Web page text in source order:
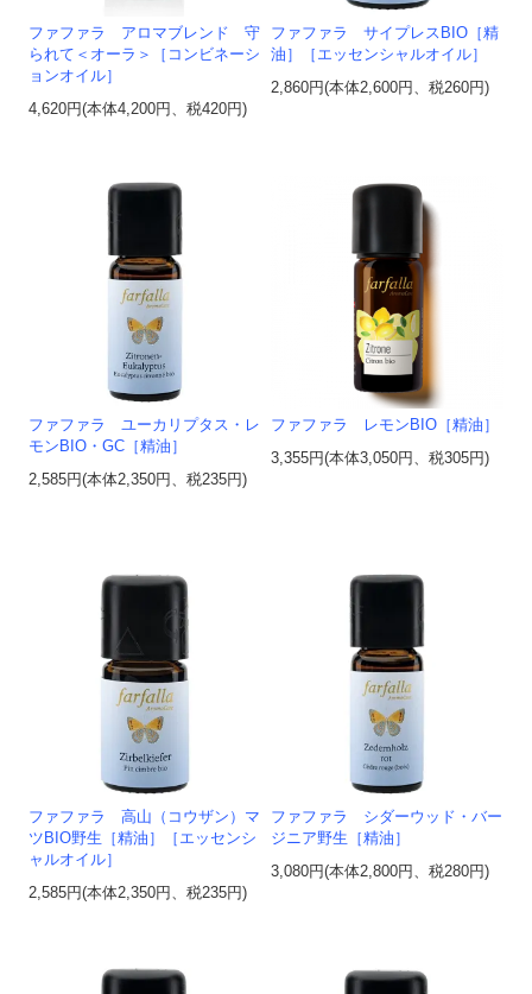
ファファラ アロマブレンド 守
られて＜オーラ＞［コンビネーシ
ョンオイル］
4,620円(本体4,200円、税420円)
ファファラ サイプレスBIO［精
油］［エッセンシャルオイル］
2,860円(本体2,600円、税260円)
ファファラ ユーカリプタス・レ
モンBIO・GC［精油］
2,585円(本体2,350円、税235円)
ファファラ レモンBIO［精油］
3,355円(本体3,050円、税305円)
ファファラ 高山（コウザン）マ
ツBIO野生［精油］［エッセンシ
ャルオイル］
2,585円(本体2,350円、税235円)
ファファラ シダーウッド・バー
ジニア野生［精油］
3,080円(本体2,800円、税280円)